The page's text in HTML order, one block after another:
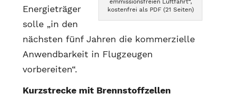
emmissionsfreien Luftfahrt“,
kostenfrei als PDF (21 Seiten)
Energieträger
solle „in den
nächsten fünf Jahren die kommerzielle
Anwendbarkeit in Flugzeugen
vorbereiten“.
Kurzstrecke mit Brennstoffzellen